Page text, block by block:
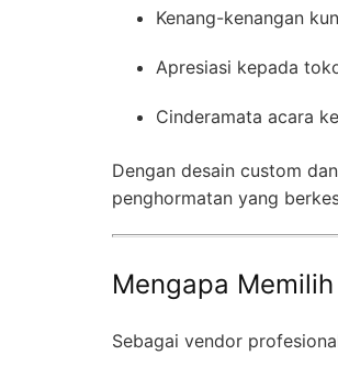
Kenang-kenangan
Apresiasi kepada
Cinderamata acara
Dengan desain custom
penghormatan yang
Mengapa
Sebagai vendor